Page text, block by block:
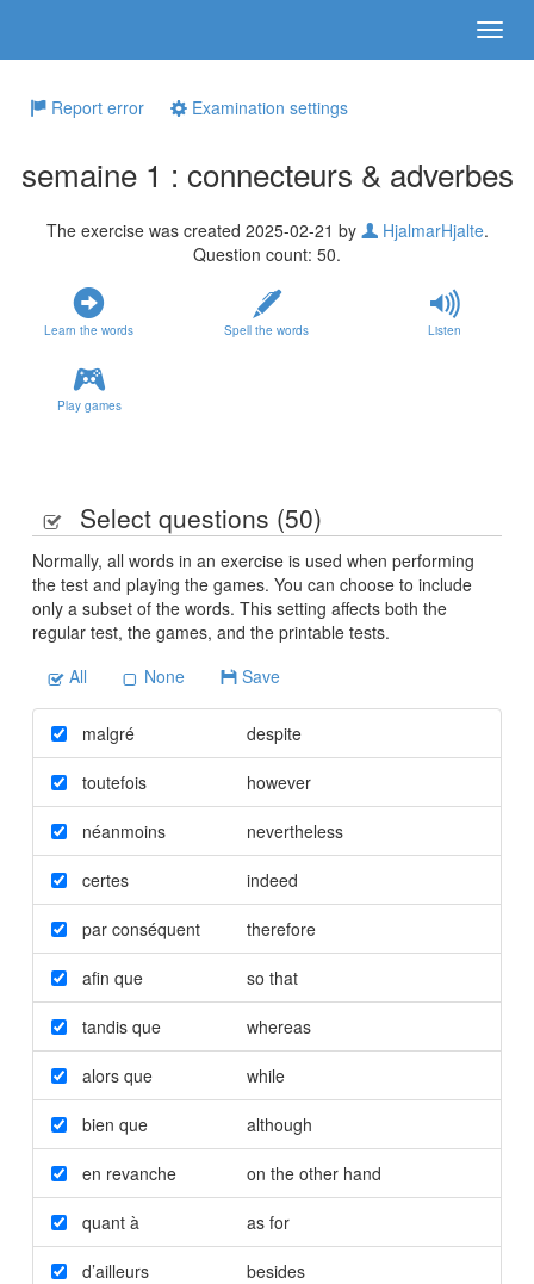
Report error Examination settings
semaine 1 : connecteurs & adverbes
The exercise was created 2025-02-21 by HjalmarHjalte.
Question count: 50.
Learn the words Spell the words Listen
Play games
Select questions (50)
Normally, all words in an exercise is used when performing
the test and playing the games. You can choose to include
only a subset of the words. This setting affects both the
regular test, the games, and the printable tests.
All
None Save
malgré despite
toutefois however
néanmoins nevertheless
certes indeed
par conséquent therefore
afin que so that
tandis que whereas
alors que while
bien que although
en revanche on the other hand
quant à as for
d’ailleurs besides